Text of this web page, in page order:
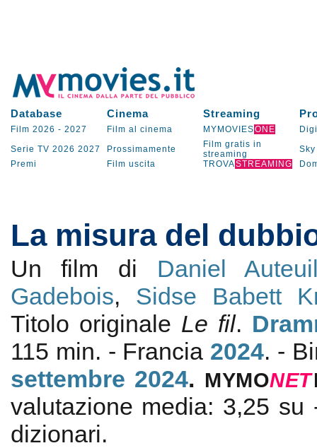
Database Cinema Streaming
Film 2026 - 2027 Film al cinema MYMOVIESONE
Serie TV 2026 2027 Prossimamente
Film gratis in
streaming
Sky
Premi
Film uscita TROVASTREAMING
La misura del
Un film di Daniel
Gadebois, Sidse Babett
Titolo originale Le fil.
115 min. - Francia 2024. -
settembre 2024. MYMONET
valutazione media: 3,25 su
dizionari.